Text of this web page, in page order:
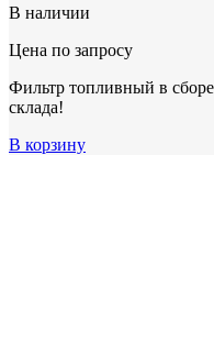
В наличии
Цена по запросу
Фильтр топливный в
склада!
В корзину